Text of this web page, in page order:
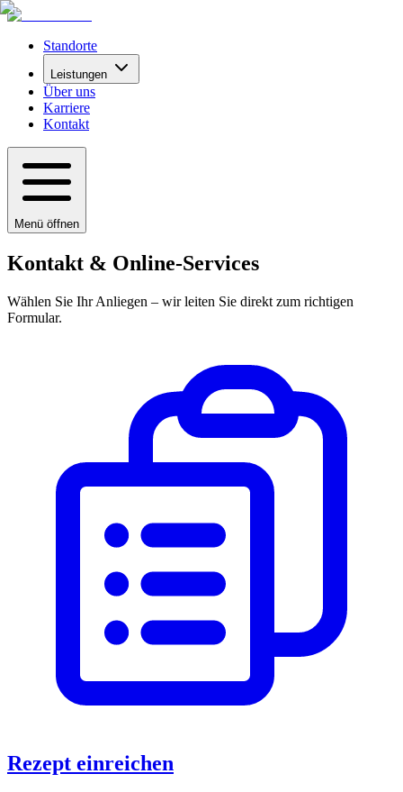
Standorte
Leistungen
Über uns
Karriere
Kontakt
Menü öffnen
Kontakt & Online-Services
Wählen Sie Ihr Anliegen – wir leiten Sie direkt zum richtigen
Formular.
Rezept einreichen